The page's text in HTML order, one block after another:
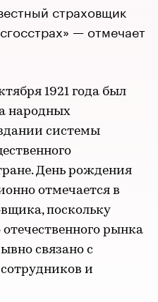
страховщик
— отмечает
1921 года был
народных
системы
День рождения
отмечается в
поскольку
рынка
связано с
и